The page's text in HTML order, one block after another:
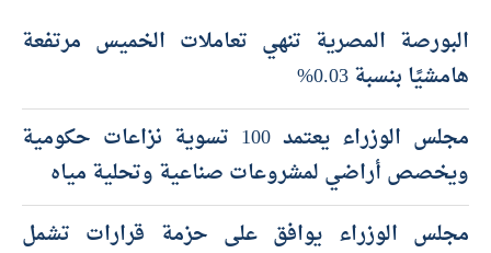
أحدث المقالات
البورصة المصرية تنهي تعاملات الخميس مرتفعة
هامشيًا بنسبة 0.03%
مجلس الوزراء يعتمد 100 تسوية نزاعات حكومية
ويخصص أراضي لمشروعات صناعية وتحلية مياه